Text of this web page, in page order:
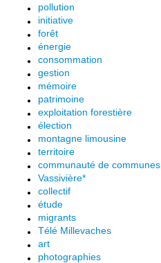
pollution
initiative
forêt
énergie
consommation
gestion
mémoire
patrimoine
exploitation forestière
élection
montagne limousine
territoire
communauté de communes
Vassivière*
collectif
étude
migrants
Télé Millevaches
art
photographies